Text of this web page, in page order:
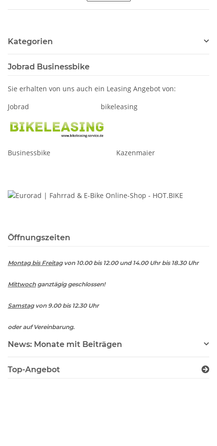
Kategorien
Jobrad Businessbike
Sie erhalten von uns auch ein Leasing Angebot von:
Jobrad bikeleasing
Businessbike Kazenmaier
Öffnungszeiten
Montag bis Freitagvon 10.00 bis 12.00 und 14.00 Uhr bis 18.30 Uhr
Mittwochganztägig geschlossen!
Samstagvon 9.00 bis 12.30 Uhr
oder auf Vereinbarung.
News: Monate mit Beiträgen
Top-Angebot